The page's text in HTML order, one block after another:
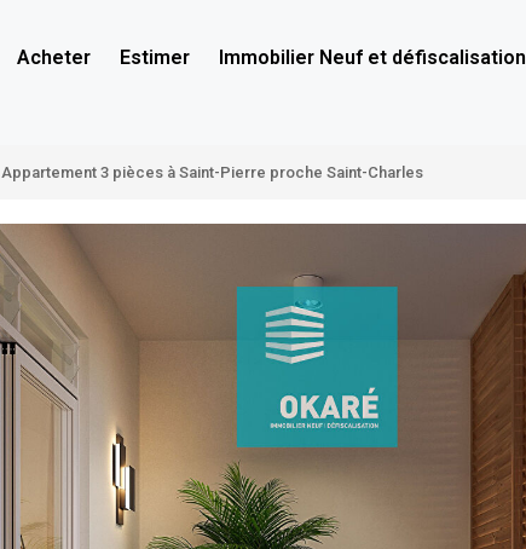
Acheter Estimer Immobilier Neuf et défiscalisation
Appartement 3 pièces à Saint-Pierre proche Saint-Charles